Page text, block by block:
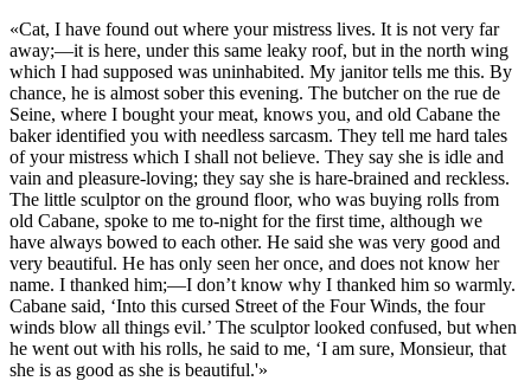
«Cat, I have found out where your mistress lives. It is not very far
away;—it is here, under this same leaky roof, but in the north wing
which I had supposed was uninhabited. My janitor tells me this. By
chance, he is almost sober this evening. The butcher on the rue de
Seine, where I bought your meat, knows you, and old Cabane the
baker identified you with needless sarcasm. They tell me hard tales
of your mistress which I shall not believe. They say she is idle and
vain and pleasure-loving; they say she is hare-brained and reckless.
The little sculptor on the ground floor, who was buying rolls from
old Cabane, spoke to me to-night for the first time, although we
have always bowed to each other. He said she was very good and
very beautiful. He has only seen her once, and does not know her
name. I thanked him;—I don’t know why I thanked him so warmly.
Cabane said, ‘Into this cursed Street of the Four Winds, the four
winds blow all things evil.’ The sculptor looked confused, but when
he went out with his rolls, he said to me, ‘I am sure, Monsieur, that
she is as good as she is beautiful.'»